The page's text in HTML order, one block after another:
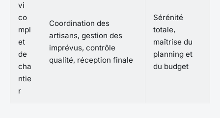
vi
co
mpl
et
de
cha
ntie
r
Coordination des
artisans, gestion des
imprévus, contrôle
qualité, réception finale
Sérénité
totale,
maîtrise du
planning et
du budget